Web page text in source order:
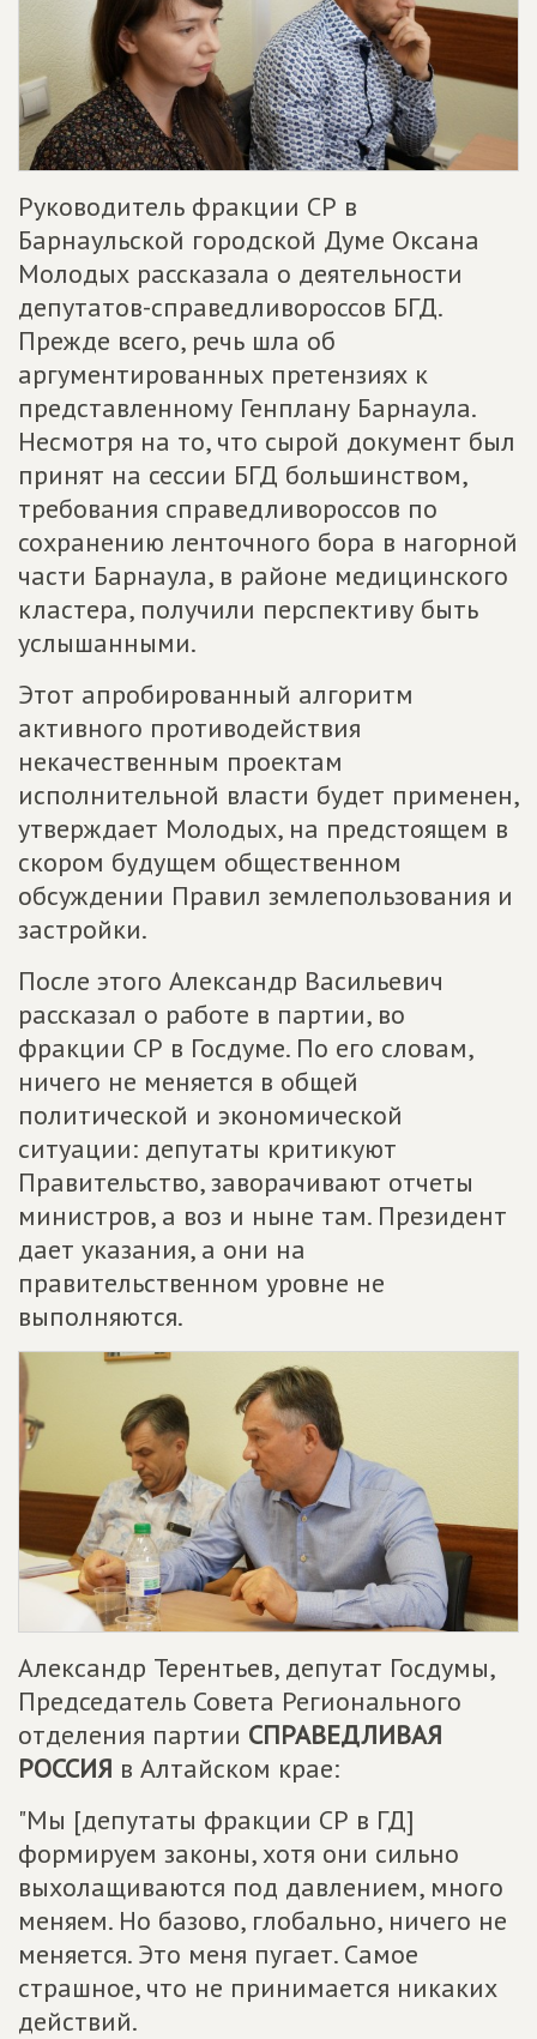
Руководитель фракции СР в
Барнаульской городской Думе Оксана
Молодых рассказала о деятельности
депутатов-справедливороссов БГД.
Прежде всего, речь шла об
аргументированных претензиях к
представленному Генплану Барнаула.
Несмотря на то, что сырой документ был
принят на сессии БГД большинством,
требования справедливороссов по
сохранению ленточного бора в нагорной
части Барнаула, в районе медицинского
кластера, получили перспективу быть
услышанными.
Этот апробированный алгоритм
активного противодействия
некачественным проектам
исполнительной власти будет применен,
утверждает Молодых, на предстоящем в
скором будущем общественном
обсуждении Правил землепользования и
застройки.
После этого Александр Васильевич
рассказал о работе в партии, во
фракции СР в Госдуме. По его словам,
ничего не меняется в общей
политической и экономической
ситуации: депутаты критикуют
Правительство, заворачивают отчеты
министров, а воз и ныне там. Президент
дает указания, а они на
правительственном уровне не
выполняются.
Александр Терентьев, депутат Госдумы,
Председатель Совета Регионального
отделения партии СПРАВЕДЛИВАЯ
РОССИЯ в Алтайском крае:
"Мы [депутаты фракции СР в ГД]
формируем законы, хотя они сильно
выхолащиваются под давлением, много
меняем. Но базово, глобально, ничего не
меняется. Это меня пугает. Самое
страшное, что не принимается никаких
действий.